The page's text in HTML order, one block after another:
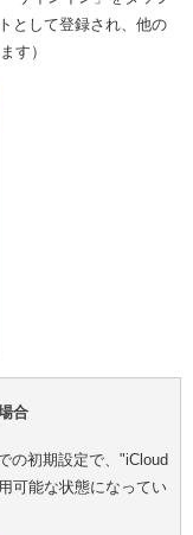
として登録され、他の
す）
合
の初期設定で、"iCloud
可能な状態になってい